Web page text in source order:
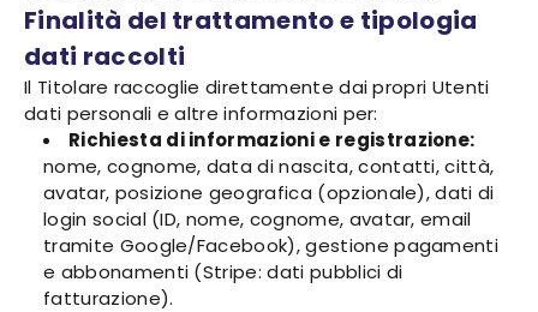
Finalità del trattamento e tipologia
dati raccolti
Il Titolare raccoglie direttamente dai propri Utenti
dati personali e altre informazioni per:
Richiesta di informazioni e registrazione:
nome, cognome, data di nascita, contatti, città,
avatar, posizione geografica (opzionale), dati di
login social (ID, nome, cognome, avatar, email
tramite Google/Facebook), gestione pagamenti
e abbonamenti (Stripe: dati pubblici di
fatturazione).